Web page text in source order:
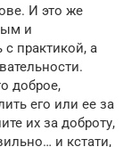
И это же
и
практикой, а
доброе,
его или ее за
их за доброту,
и кстати,